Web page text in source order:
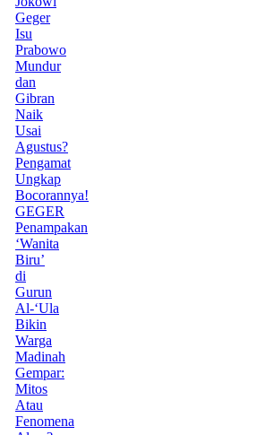
Geger
Isu
Prabowo
Mundur
dan
Gibran
Naik
Usai
Agustus?
Pengamat
Ungkap
Bocorannya!
GEGER
Penampakan
‘Wanita
Biru’
di
Gurun
Al-‘Ula
Bikin
Warga
Madinah
Gempar:
Mitos
Atau
Fenomena